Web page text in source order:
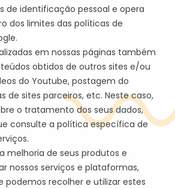
de identificação pessoal e opera
dos limites das políticas de
em nossas páginas também
obtidos de outros sites e/ou
do Youtube, postagem do
de sites parceiros, etc. Neste caso,
o tratamento dos seus dados,
consulte a política específica de
a melhoria de seus produtos e
nossos serviços e plataformas,
podemos recolher e utilizar estes